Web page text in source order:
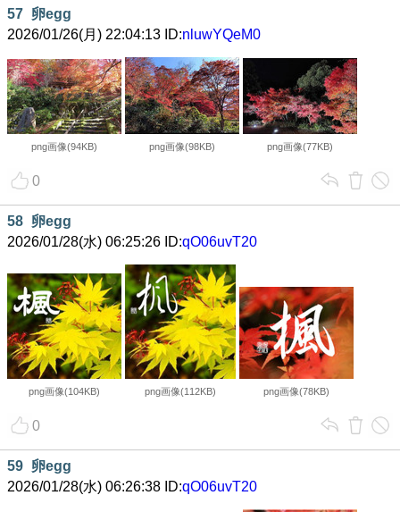
57 卵egg
2026/01/26(月) 22:04:13 ID:nluwYQeM0
png画像(94KB) png画像(98KB) png画像(77KB)
0
58 卵egg
2026/01/28(水) 06:25:26 ID:qO06uvT20
png画像(104KB) png画像(112KB) png画像(78KB)
0
59 卵egg
2026/01/28(水) 06:26:38 ID:qO06uvT20